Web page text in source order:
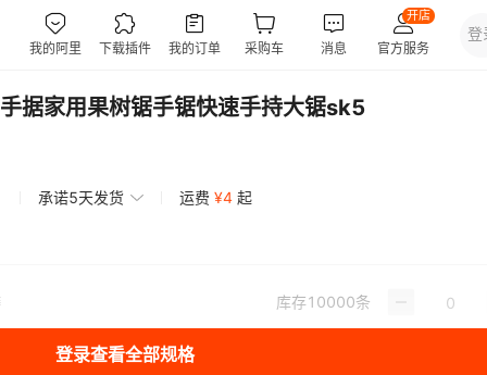
据家用果树锯手锯快速手持大锯sk5
承诺5天发货 运费 ¥4 起
库存10000条
登录查看全部规格